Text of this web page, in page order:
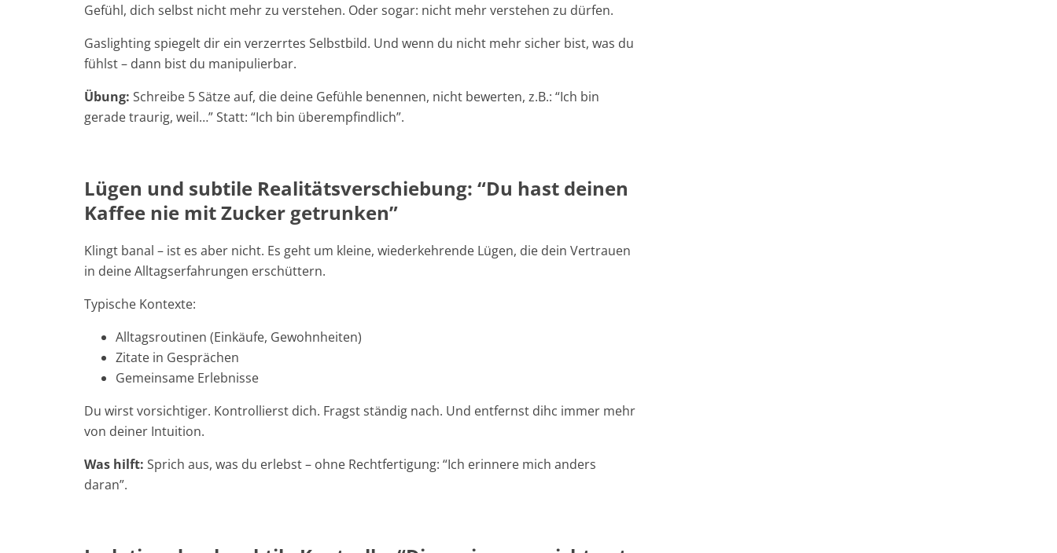
Gefühl, dich selbst nicht mehr zu verstehen. Oder sogar: nicht mehr verstehen zu dürfen.
Gaslighting spiegelt dir ein verzerrtes Selbstbild. Und wenn du nicht mehr sicher bist, was du
fühlst – dann bist du manipulierbar.
Übung: Schreibe 5 Sätze auf, die deine Gefühle benennen, nicht bewerten, z.B.: “Ich bin
gerade traurig, weil…” Statt: “Ich bin überempfindlich”.
Lügen und subtile Realitätsverschiebung: “Du hast deinen
Kaffee nie mit Zucker getrunken”
Klingt banal – ist es aber nicht. Es geht um kleine, wiederkehrende Lügen, die dein Vertrauen
in deine Alltagserfahrungen erschüttern.
Typische Kontexte:
Alltagsroutinen (Einkäufe, Gewohnheiten)
Zitate in Gesprächen
Gemeinsame Erlebnisse
Du wirst vorsichtiger. Kontrollierst dich. Fragst ständig nach. Und entfernst dihc immer mehr
von deiner Intuition.
Was hilft: Sprich aus, was du erlebst – ohne Rechtfertigung: “Ich erinnere mich anders
daran”.